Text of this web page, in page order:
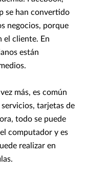
se han convertido
negocios, porque
el cliente. En
están
más, es común
servicios, tarjetas de
todo se puede
computador y es
realizar en